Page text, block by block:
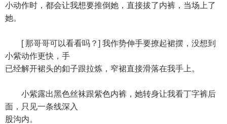
小动作时，都会让我想要推倒她，直接拔了内裤，当场上了
她。
[ 那哥哥可以看看吗？] 我作势伸手要撩起裙摆，没想到
小紫动作更快，手
已经解开裙头的釦子跟拉炼，窄裙直接滑落在我手上。
小紫露出黑色丝袜跟紫色内裤，她转身让我看丁字裤后
面，只见一条线深入
股沟内。